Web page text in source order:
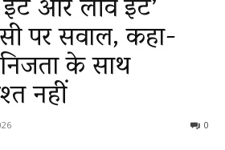
ऑर लीव इट’
पर सवाल, कहा-
के साथ
नहीं
0